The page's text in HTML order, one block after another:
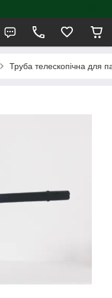
Труба телескопічна для